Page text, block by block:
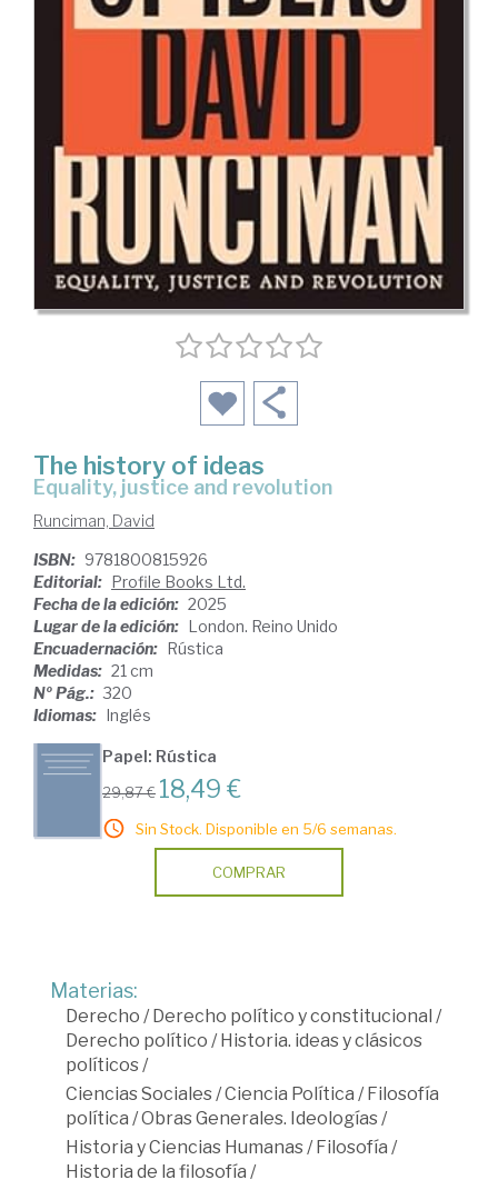
The history of ideas
equality, justice and revolution
Runciman, David
ISBN: 9781800815926
Editorial: Profile Books Ltd.
Fecha de la edición: 2025
Lugar de la edición: London. Reino Unido
Encuadernación: Rústica
Medidas: 21 cm
Nº Pág.: 320
Idiomas: Inglés
Papel: Rústica
29,87 € 18,49 €
Sin Stock. Disponible en 5/6 semanas.
COMPRAR
Materias:
Derecho / Derecho político y constitucional /
Derecho político / Historia. ideas y clásicos
políticos/
Ciencias Sociales/Ciencia Política / Filosofía
política /Obras Generales. Ideologías/
Historia y Ciencias Humanas/ Filosofía /
Historia de la filosofía /